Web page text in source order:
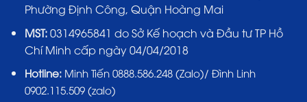
Phường Định Công, Quận Hoàng Mai
MST:0314965841 do Sở Kế hoạch và Đầu tư TP Hồ
Chí Minh cấp ngày 04/04/2018
Hotline: Minh Tiến 0888.586.248 (Zalo)/ Đình Linh
0902.115.509 (zalo)